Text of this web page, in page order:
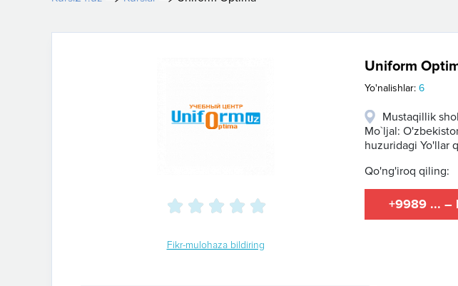
Fikr-mulohaza bildiring
Uniform
Yo'nalishlar: 6
Mustaqillik
Mo`ljal:
huzuridagi Yo'llar
Qo'ng'iroq qiling:
+9989 ... –